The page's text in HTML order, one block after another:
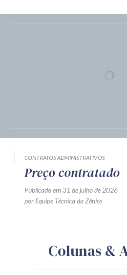
CONTRATOS ADMINISTRATIVOS
Preço contratado
Publicado em 31 de julho de 2026
por Equipe Técnica da Zênite
Colunas &